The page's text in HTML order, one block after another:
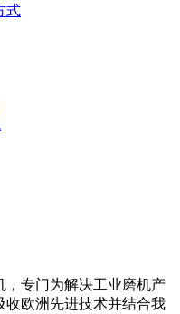
式
，专门为解决工业磨机产
收欧洲先进技术并结合我